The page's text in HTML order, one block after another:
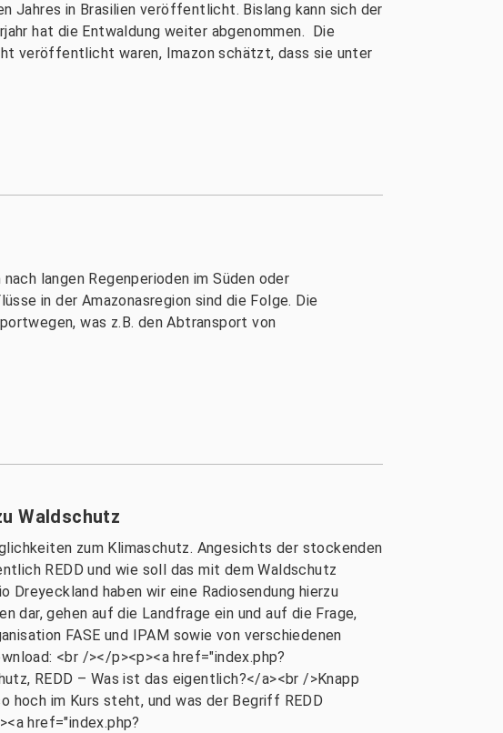
Jahres in Brasilien veröffentlicht. Bislang kann sich der
hat die Entwaldung weiter abgenommen. Die
veröffentlicht waren, Imazon schätzt, dass sie unter
langen Regenperioden im Süden oder
in der Amazonasregion sind die Folge. Die
was z.B. den Abtransport von
Waldschutz
zum Klimaschutz. Angesichts der stockenden
REDD und wie soll das mit dem Waldschutz
haben wir eine Radiosendung hierzu
dar, gehen auf die Landfrage ein und auf die Frage,
FASE und IPAM sowie von verschiedenen
<br /></p><p><a href="index.php?
REDD – Was ist das eigentlich?</a><br />Knapp
hoch im Kurs steht, und was der Begriff REDD
href="index.php?